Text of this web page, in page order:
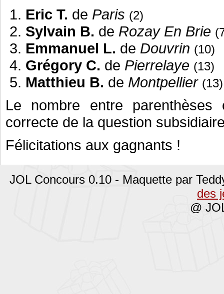
Eric T. de Paris (2)
Sylvain B. de Rozay En Brie
Emmanuel L. de Douvrin (10)
Grégory C. de Pierrelaye (13)
Matthieu B. de Montpellier (13)
Le nombre entre
correcte de la question
Félicitations aux gagnants !
JOL Concours 0.10 - Maquette par
des
@